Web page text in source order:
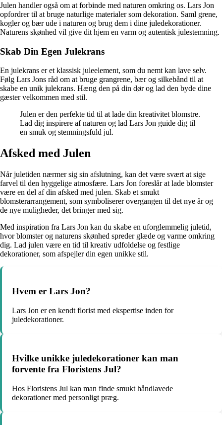
Julen handler også om at forbinde med naturen omkring os. Lars Jon
opfordrer til at bruge naturlige materialer som dekoration. Saml grene,
kogler og bær ude i naturen og brug dem i dine juledekorationer.
Naturens skønhed vil give dit hjem en varm og autentisk julestemning.
Skab Din Egen Julekrans
En julekrans er et klassisk juleelement, som du nemt kan lave selv.
Følg Lars Jons råd om at bruge grangrene, bær og silkebånd til at
skabe en unik julekrans. Hæng den på din dør og lad den byde dine
gæster velkommen med stil.
Julen er den perfekte tid til at lade din kreativitet blomstre.
Lad dig inspirere af naturen og lad Lars Jon guide dig til
en smuk og stemningsfuld jul.
Afsked med Julen
Når juletiden nærmer sig sin afslutning, kan det være svært at sige
farvel til den hyggelige atmosfære. Lars Jon foreslår at lade blomster
være en del af din afsked med julen. Skab et smukt
blomsterarrangement, som symboliserer overgangen til det nye år og
de nye muligheder, det bringer med sig.
Med inspiration fra Lars Jon kan du skabe en uforglemmelig juletid,
hvor blomster og naturens skønhed spreder glæde og varme omkring
dig. Lad julen være en tid til kreativ udfoldelse og festlige
dekorationer, som afspejler din egen unikke stil.
Hvem er Lars Jon?
Lars Jon er en kendt florist med ekspertise inden for
juledekorationer.
Hvilke unikke juledekorationer kan man
forvente fra Floristens Jul?
Hos Floristens Jul kan man finde smukt håndlavede
dekorationer med personligt præg.